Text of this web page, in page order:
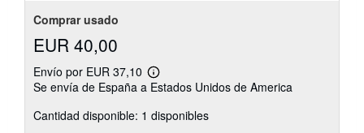
Comprar usado
EUR 40,00
Envío por EUR 37,10
Más
información
las
tarifas
Se envía de España a Estados Unidos de America
Cantidad disponible: 1 disponibles